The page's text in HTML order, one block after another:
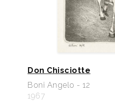
Don Chisciotte
Boni Angelo - 12
1967